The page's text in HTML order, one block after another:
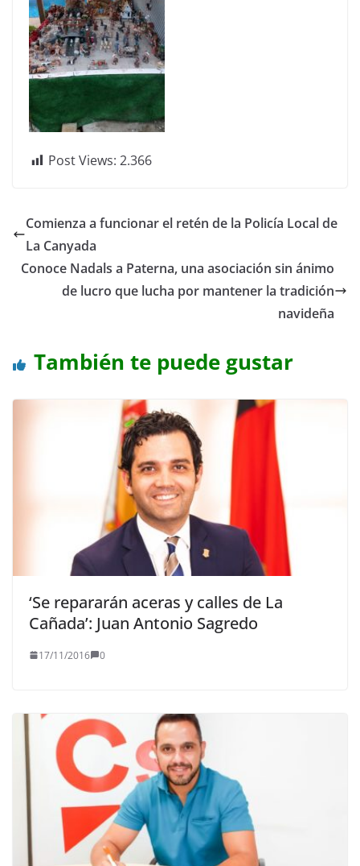
Post Views: 2.366
Comienza a funcionar el retén de la Policía Local de
La Canyada
Conoce Nadals a Paterna, una asociación sin ánimo
de lucro que lucha por mantener la tradición
navideña
También te puede gustar
‘Se repararán aceras y calles de La
Cañada’: Juan Antonio Sagredo
17/11/2016 0